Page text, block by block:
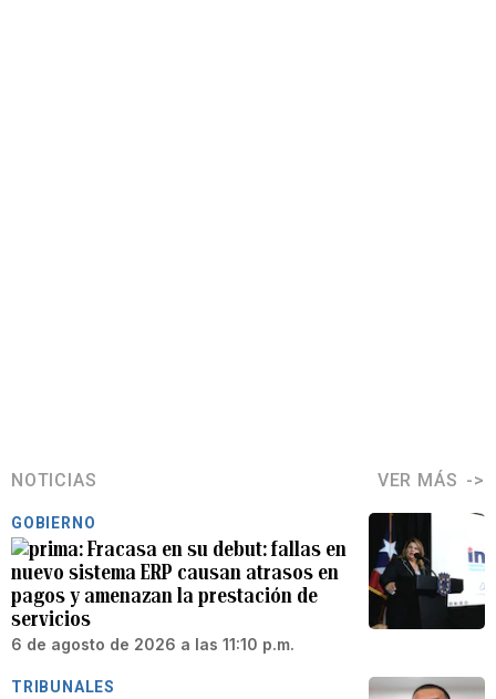
NOTICIAS VER MÁS
GOBIERNO
Fracasa en su debut: fallas en
nuevo sistema ERP causan atrasos en
pagos y amenazan la prestación de
servicios
6 de agosto de 2026 a las 11:10 p.m.
TRIBUNALES